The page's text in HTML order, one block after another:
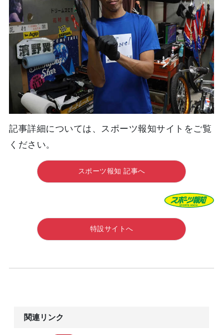
記事詳細については、スポーツ報知サイトをご覧
ください。
スポーツ報知 記事へ
特設サイトへ
関連リンク